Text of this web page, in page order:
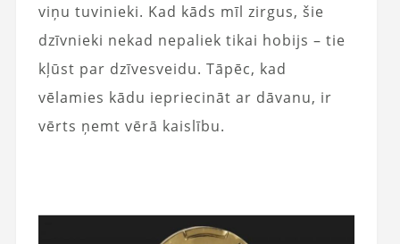
viņu tuvinieki. Kad kāds mīl zirgus, šie
dzīvnieki nekad nepaliek tikai hobijs – tie
kļūst par dzīvesveidu. Tāpēc, kad
vēlamies kādu iepriecināt ar dāvanu, ir
vērts ņemt vērā kaislību.